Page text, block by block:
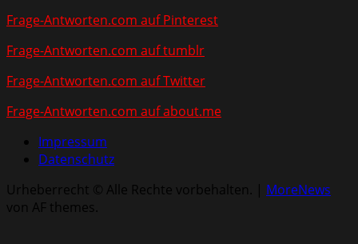
Frage-Antworten.com auf Pinterest
Frage-Antworten.com auf tumblr
Frage-Antworten.com auf Twitter
Frage-Antworten.com auf about.me
Impressum
Datenschutz
Urheberrecht © Alle Rechte vorbehalten. | MoreNews
von AF themes.